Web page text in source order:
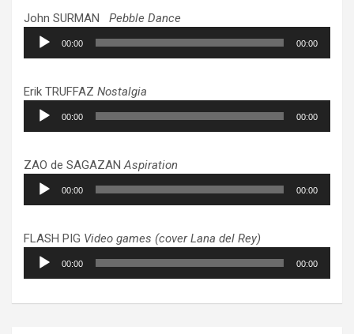
John SURMAN Pebble Dance
Lecteur
audio
00:00 00:00
Erik TRUFFAZ Nostalgia
Lecteur
audio
00:00 00:00
ZAO de SAGAZANAspiration
Lecteur
audio
00:00 00:00
FLASH PIG Video games (cover Lana del Rey)
Lecteur
audio
00:00 00:00